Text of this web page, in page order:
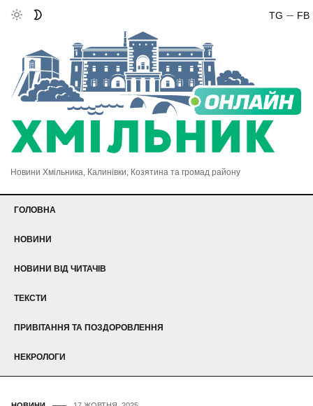
FB
TG
Новини Хмільника, Калинівки, Козятина та громад району
ГОЛОВНА
НОВИНИ
НОВИНИ ВІД ЧИТАЧІВ
ТЕКСТИ
ПРИВІТАННЯ ТА ПОЗДОРОВЛЕННЯ
НЕКРОЛОГИ